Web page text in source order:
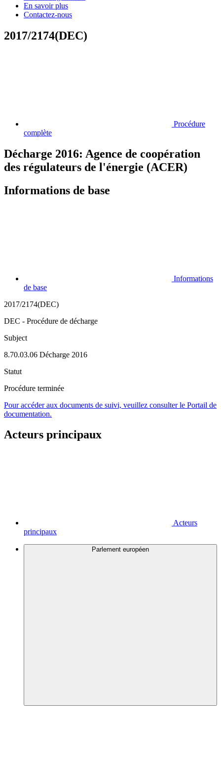
En savoir plus
Contactez-nous
2017/2174(DEC)
Procédure
complète
Décharge 2016: Agence de coopération
des régulateurs de l'énergie (ACER)
Informations de base
Informations
de base
2017/2174(DEC)
DEC - Procédure de décharge
Subject
8.70.03.06 Décharge 2016
Statut
Procédure terminée
Pour accéder aux documents de suivi, veuillez consulter le Portail de
documentation.
Acteurs principaux
Acteurs
principaux
Parlement européen